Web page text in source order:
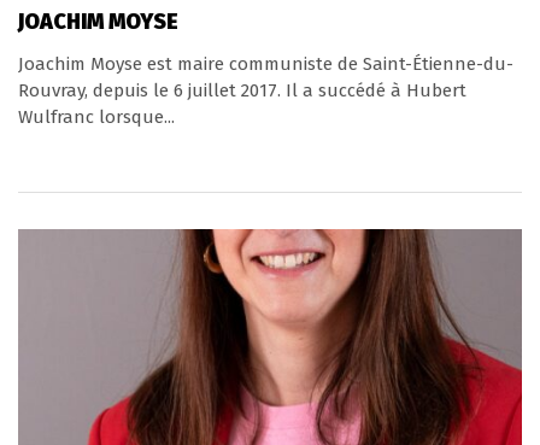
JOACHIM MOYSE
Joachim Moyse est maire communiste de Saint-Étienne-du-
Rouvray, depuis le 6 juillet 2017. Il a succédé à Hubert
Wulfranc lorsque...